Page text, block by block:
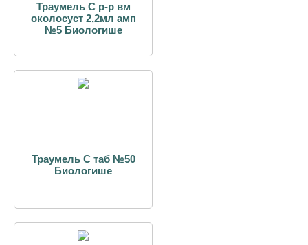
Траумель С р-р вм
околосуст 2,2мл амп
№5 Биологише
Траумель С таб №50
Биологише